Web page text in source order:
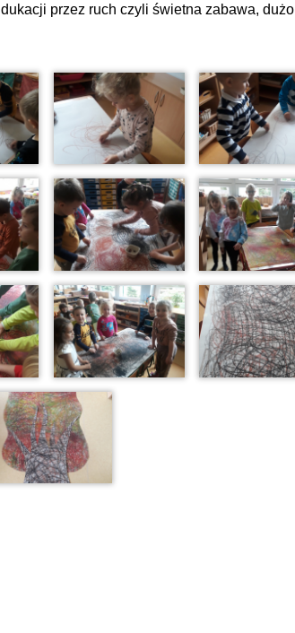
przez ruch czyli świetna zabawa, dużo